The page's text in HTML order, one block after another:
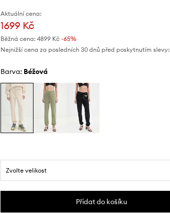
Aktuální cena:
1699 Kč
Běžná cena: 4899 Kč-65%
Nejnižší cena za posledních 30 dnů před poskytnutím slevy:
Barva: béžová
Zvolte velikost
Přidat do košíku